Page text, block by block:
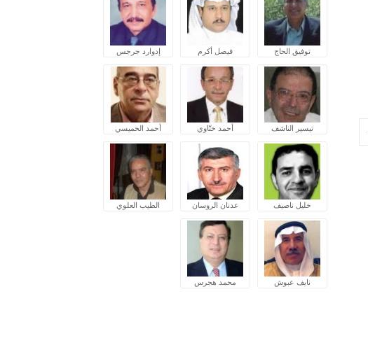
توفيق الحاج فيصل أكرم إدوارد جرجس
تيسير الناشف أحمد ختّاوي أحمد الخميسي
خليل ناصيف عدنان الروسان الطيب العلوي
نايف عبوش محمد هجرس